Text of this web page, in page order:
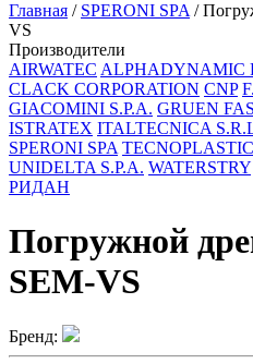
Главная / SPERONI SPA/
VS
Производители
AIRWATEC ALPHADYNAMIC
CLACK CORPORATION CNP
GIACOMINI S.P.A. GRUEN
ISTRATEX ITALTECNICA
SPERONI SPA TECNOPLASTIC
UNIDELTA S.P.A. WATERSTRY
РИДАН
Погружной
SEM-VS
Бренд: